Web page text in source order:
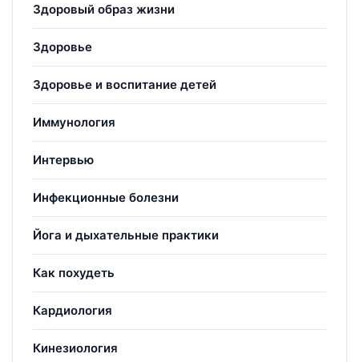
Здоровый образ жизни
Здоровье
Здоровье и воспитание детей
Иммунология
Интервью
Инфекционные болезни
Йога и дыхательные практики
Как похудеть
Кардиология
Кинезиология